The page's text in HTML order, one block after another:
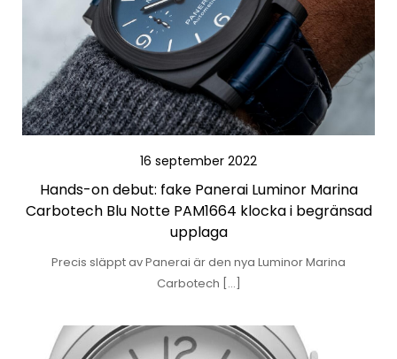
16 september 2022
Hands-on debut: fake Panerai Luminor Marina
Carbotech Blu Notte PAM1664 klocka i begränsad
upplaga
Precis släppt av Panerai är den nya Luminor Marina
Carbotech […]